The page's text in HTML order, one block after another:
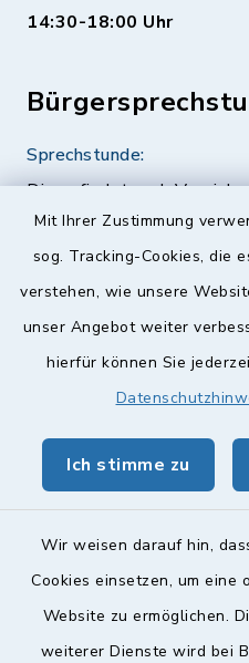
Mit Ihrer Zustimmung
sog. Tracking-Cookies, die
verstehen, wie unsere
unser Angebot weiter
hierfür können Sie
Ich stimme zu
Wir weisen darauf hin,
Cookies einsetzen, um
Website zu ermöglichen.
weiterer Dienste wird bei
14:30-18:00 Uhr
Sprechstunde:
Diese findet nach
Weitere Informationen
Quicklinks
Landkreis Lichtenfels
geoPortal Lichtenfels